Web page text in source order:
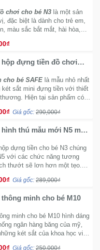
mới 2022
chơi cho bé N3 là một sản
đặc biệt là dành cho trẻ em,
màu sắc bắt mắt, hài hòa,
hộp đựng tiền đồ chơi
cho bé SAFE là mẫu nhỏ nhất
két sắt mini đựng tiền với thiết
Hiện tại sản phẩm có
Giá gốc: 290,000₫
thú mẫu mới N5 mẫu
xách
dựng tiền cho bé N3 chúng
với các chức năng tương
thướt sẽ lơn hơn một tẹo.
Giá gốc: 289,000₫
minh cho bé M10
minh cho bé M10 hình dáng
ngân hàng băng của mỹ,
két sắt của khoa học viễn
Giá gốc: 250,000₫